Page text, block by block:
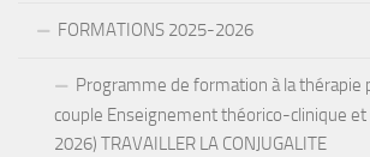
FORMATIONS 2025-2026
Programme de formation à la thérapie
couple Enseignement théorico-clinique
2026) TRAVAILLER LA CONJUGALITE